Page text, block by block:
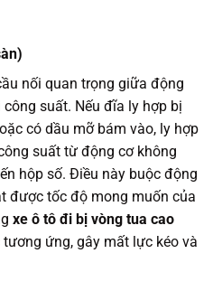
nối quan trọng giữa động
suất. Nếu đĩa ly hợp bị
có dầu mỡ bám vào, ly hợp
suất từ động cơ không
hộp số. Điều này buộc động
được tốc độ mong muốn của
xe ô tô đi bị vòng tua cao
ứng, gây mất lực kéo và